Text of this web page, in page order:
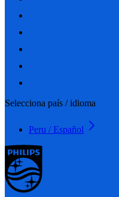
Selecciona país / idioma
Peru / Español